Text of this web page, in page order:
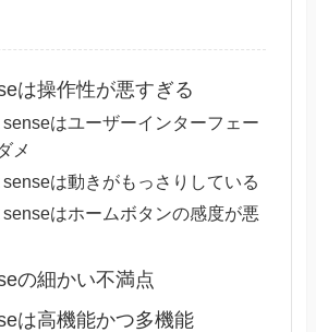
は操作性が悪すぎる
senseはユーザーインターフェー
メ
senseは動きがもっさりしている
senseはホームボタンの感度が悪
の細かい不満点
は高機能かつ多機能